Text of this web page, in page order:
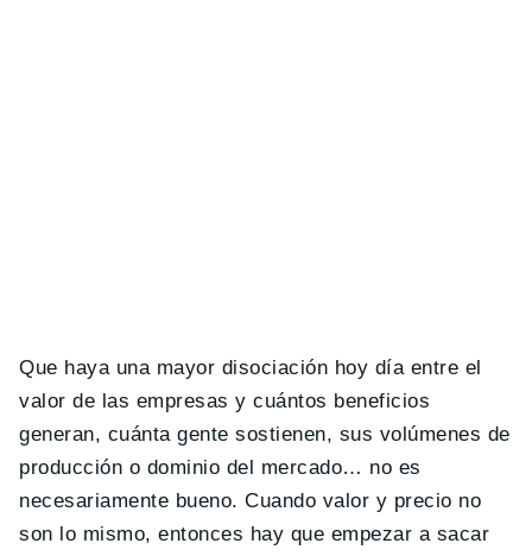
Que haya una mayor disociación hoy día entre el
valor de las empresas y cuántos beneficios
generan, cuánta gente sostienen, sus volúmenes de
producción o dominio del mercado… no es
necesariamente bueno. Cuando valor y precio no
son lo mismo, entonces hay que empezar a sacar